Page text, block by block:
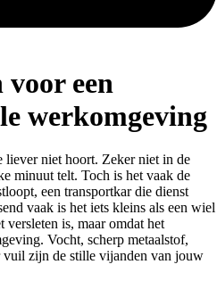
voor een
werkomgeving
liever niet hoort. Zeker niet in de
minuut telt. Toch is het vaak de
een transportkar die dienst
vaak is het iets kleins als een wiel
versleten is, maar omdat het
Vocht, scherp metaalstof,
vuil zijn de stille vijanden van jouw